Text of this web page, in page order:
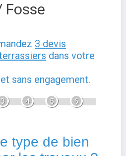
Fosse
3 devis
dans votre
sans engagement.
3 4 5 6
type de bien